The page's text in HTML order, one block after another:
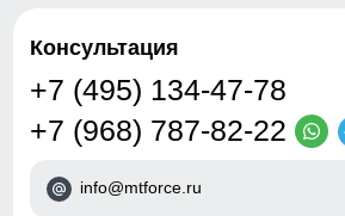
Консультация
+7 (495) 134-47-78
+7 (968) 787-82-22
info@mtforce.ru